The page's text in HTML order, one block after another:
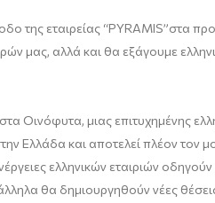
της εταιρείας “PYRAMIS”στα
μας, αλλά και θα εξάγουμε
Οινόφυτα, μιας επιτυχημένης
Ελλάδα και αποτελεί πλέον τον
ελληνικών εταιριών
θα δημιουργηθούν νέες